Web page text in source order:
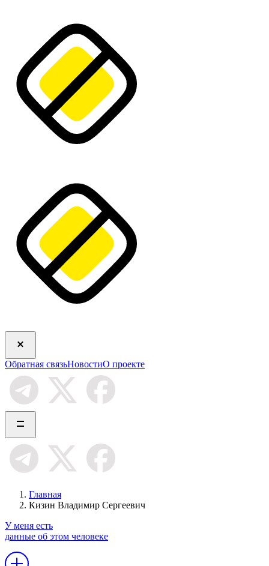
Обратная связьНовостиО проекте
Главная
Кизин Владимир Сергеевич
У меня есть
данные об этом человеке